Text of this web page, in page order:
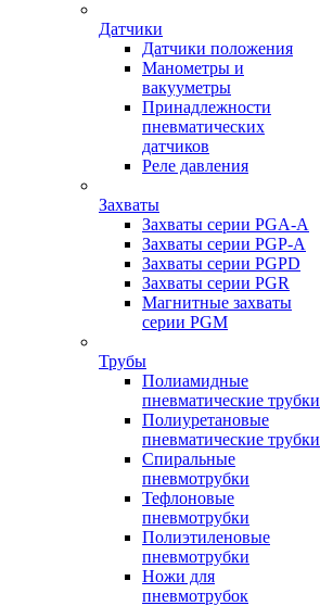
Датчики
Датчики положения
Манометры и
вакууметры
Принадлежности
пневматических
датчиков
Реле давления
Захваты
Захваты серии PGA-A
Захваты серии PGP-A
Захваты серии PGPD
Захваты серии PGR
Магнитные захваты
серии PGM
Трубы
Полиамидные
пневматические трубки
Полиуретановые
пневматические трубки
Спиральные
пневмотрубки
Тефлоновые
пневмотрубки
Полиэтиленовые
пневмотрубки
Ножи для
пневмотрубок